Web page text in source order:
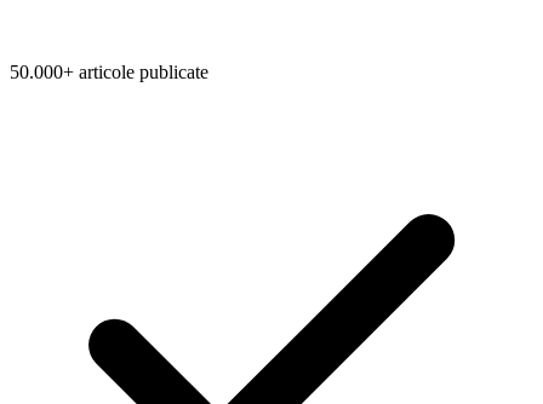
50.000+ articole publicate